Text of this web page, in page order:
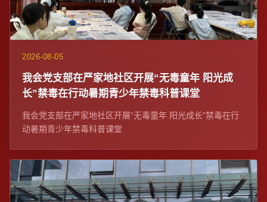
2026-08-05
我会党支部在严家地社区开展“无毒童年 阳光成
长”禁毒在行动暑期青少年禁毒科普课堂
我会党支部在严家地社区开展“无毒童年 阳光成长”禁毒在行
动暑期青少年禁毒科普课堂